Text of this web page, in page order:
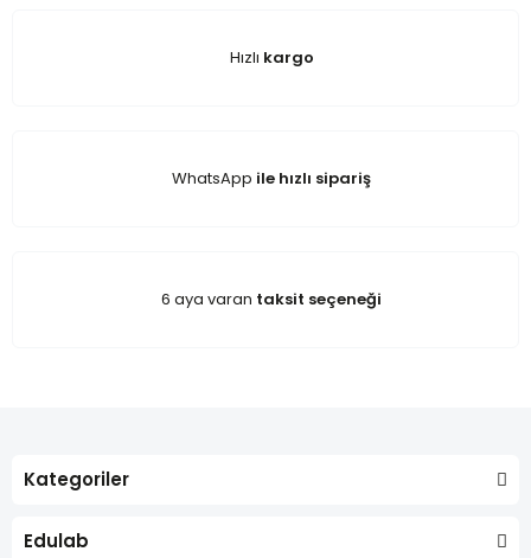
Hızlı kargo
WhatsApp ile hızlı sipariş
6 aya varan taksit seçeneği
Kategoriler
Edulab